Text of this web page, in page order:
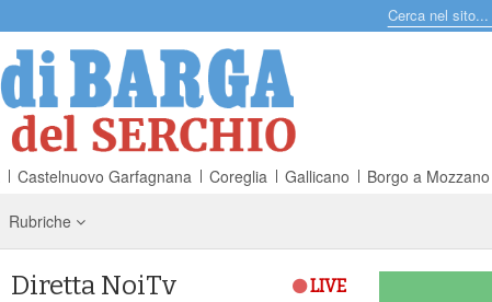
Castelnuovo Garfagnana Coreglia Gallicano Borgo a Mozzano
Rubriche
Diretta NoiTv LIVE